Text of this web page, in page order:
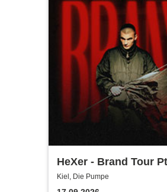
HeXer - Brand Tour
Kiel, Die Pumpe